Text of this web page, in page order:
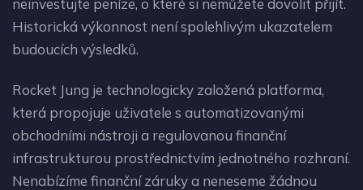
neinvestujte peníze, o které si nemůžete dovolit přijít.
Historická výkonnost není spolehlivým ukazatelem
budoucích výsledků.
Rocket Jung je technologicky založená platforma,
která propojuje uživatele s automatizovanými
obchodními nástroji a regulovanou finanční
infrastrukturou prostřednictvím jednotného rozhraní.
Nenabízíme finanční záruky a neneseme žádnou